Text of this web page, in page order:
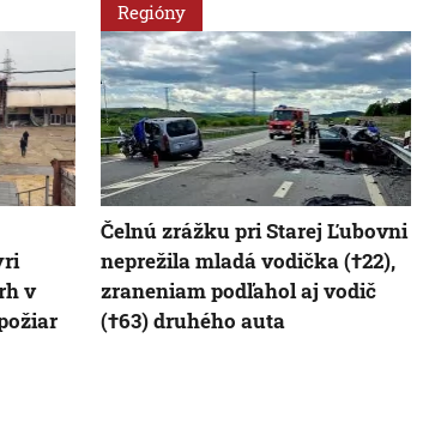
v
Regióny
Čelnú zrážku pri Starej Ľubovni
neprežila mladá vodička (†22),
zraneniam podľahol aj vodič
(†63) druhého auta